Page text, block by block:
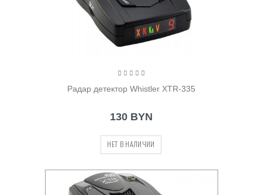
Радар детектор Whistler XTR-335
130 BYN
НЕТ В НАЛИЧИИ